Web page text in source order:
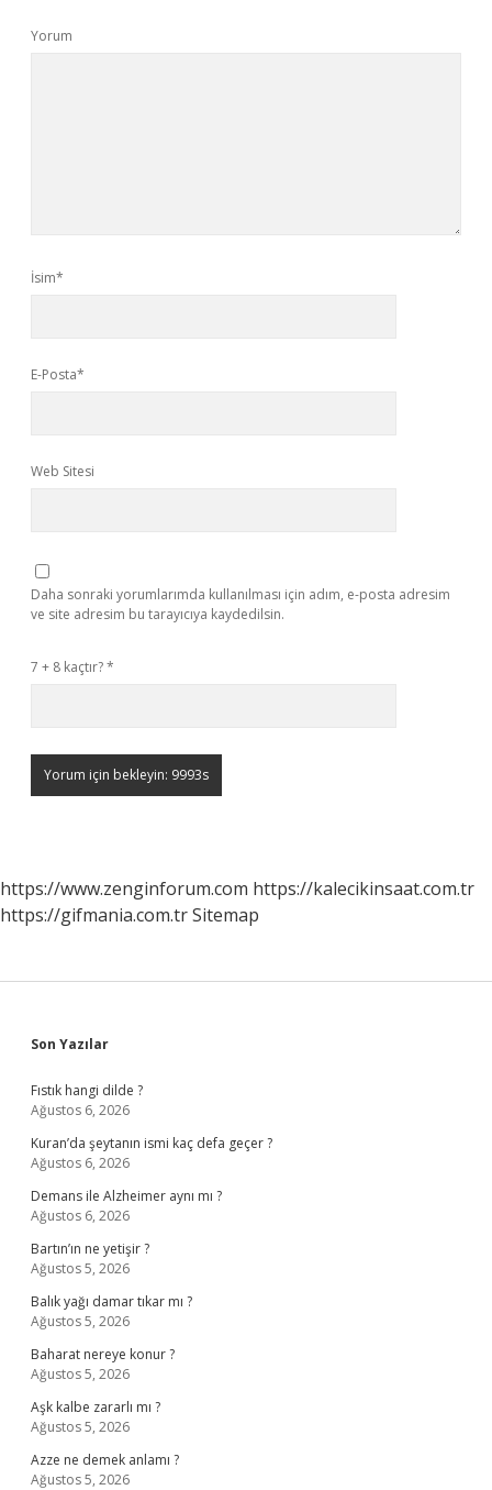
Yorum
İsim*
E-Posta*
Web Sitesi
Daha sonraki yorumlarımda kullanılması için adım, e-posta adresim
ve site adresim bu tarayıcıya kaydedilsin.
7 + 8 kaçtır?*
https://www.zenginforum.com https://kalecikinsaat.com.tr
https://gifmania.com.trSitemap
Sidebar
Son Yazılar
Fıstık hangi dilde ?
Ağustos 6, 2026
Kuran’da şeytanın ismi kaç defa geçer ?
Ağustos 6, 2026
Demans ile Alzheimer aynı mı ?
Ağustos 6, 2026
Bartın’ın ne yetişir ?
Ağustos 5, 2026
Balık yağı damar tıkar mı ?
Ağustos 5, 2026
Baharat nereye konur ?
Ağustos 5, 2026
Aşk kalbe zararlı mı ?
Ağustos 5, 2026
Azze ne demek anlamı ?
Ağustos 5, 2026